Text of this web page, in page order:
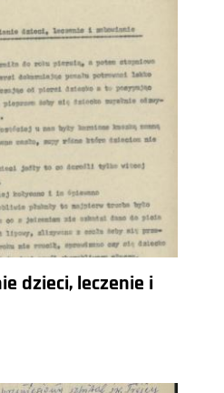
dzieci, leczenie i